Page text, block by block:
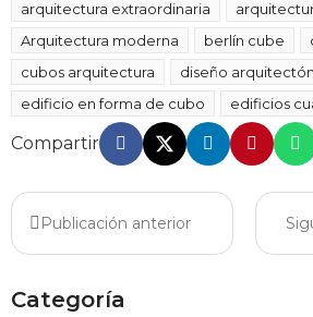
arquitectura extraordinaria
Arquitectura moderna
berlín cube
cubos arquitectura
diseño
edificio en forma de cubo
edificios
Compartir
Publicación anterior
Categoría